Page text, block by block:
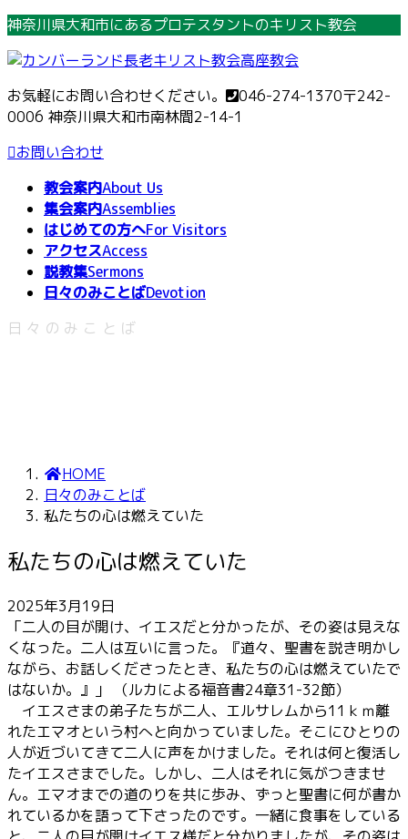
コ
テ
ン
ツ
へ
ス
ナ
ゲ
ー
シ
ョ
ン
神奈川県大和市にあるプロテスタントのキリスト教会
お気軽にお問い合わせください。 046-274-1370〒242-
0006 神奈川県大和市南林間2-14-1
お問い合わせ
教会案内About Us
集会案内Assemblies
はじめての方へFor Visitors
アクセスAccess
説教集Sermons
日々のみことばDevotion
日々のみことば
HOME
日々のみことば
私たちの心は燃えていた
私たちの心は燃えていた
2025年3月19日
「二人の目が開け、イエスだと分かったが、その姿は見えな
くなった。二人は互いに言った。『道々、聖書を説き明かし
ながら、お話しくださったとき、私たちの心は燃えていたで
はないか。』」 （ルカによる福音書24章31-32節）
イエスさまの弟子たちが二人、エルサレムから11ｋｍ離
れたエマオという村へと向かっていました。そこにひとりの
人が近づいてきて二人に声をかけました。それは何と復活し
たイエスさまでした。しかし、二人はそれに気がつきませ
ん。エマオまでの道のりを共に歩み、ずっと聖書に何が書か
れているかを語って下さったのです。一緒に食事をしている